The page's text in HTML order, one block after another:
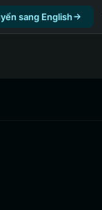
sang English